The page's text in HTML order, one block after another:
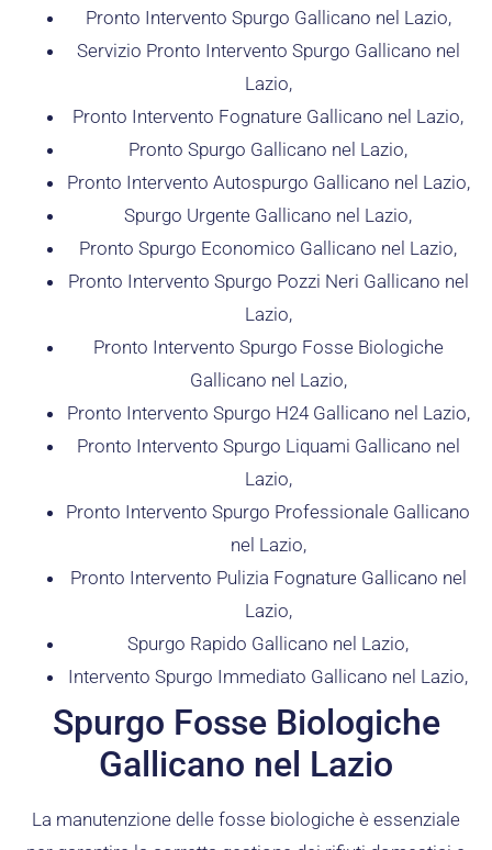
Pronto Intervento Spurgo Gallicano nel Lazio,
Servizio Pronto Intervento Spurgo Gallicano nel
Lazio,
Pronto Intervento Fognature Gallicano nel Lazio,
Pronto Spurgo Gallicano nel Lazio,
Pronto Intervento Autospurgo Gallicano nel Lazio,
Spurgo Urgente Gallicano nel Lazio,
Pronto Spurgo Economico Gallicano nel Lazio,
Pronto Intervento Spurgo Pozzi Neri Gallicano nel
Lazio,
Pronto Intervento Spurgo Fosse Biologiche
Gallicano nel Lazio,
Pronto Intervento Spurgo H24 Gallicano nel Lazio,
Pronto Intervento Spurgo Liquami Gallicano nel
Lazio,
Pronto Intervento Spurgo Professionale Gallicano
nel Lazio,
Pronto Intervento Pulizia Fognature Gallicano nel
Lazio,
Spurgo Rapido Gallicano nel Lazio,
Intervento Spurgo Immediato Gallicano nel Lazio,
Spurgo Fosse Biologiche
Gallicano nel Lazio
La manutenzione delle fosse biologiche è essenziale